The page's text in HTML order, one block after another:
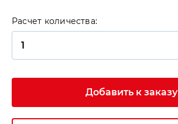
Расчет количества:
Добавить к заказу